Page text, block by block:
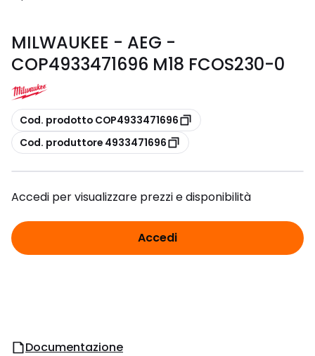
MILWAUKEE - AEG -
COP4933471696 M18 FCOS230-0
copia
Cod. prodotto COP4933471696
copia
Cod. produttore 4933471696
Accedi per visualizzare prezzi e disponibilità
Accedi
Documentazione